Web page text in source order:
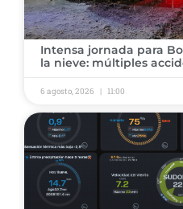
Intensa jornada para
la nieve: múltiples
6 agosto, 2026 11:00